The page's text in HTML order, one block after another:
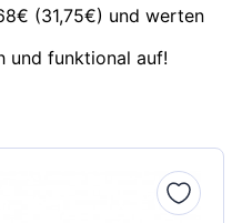
(31,75€) und werten
und funktional auf!